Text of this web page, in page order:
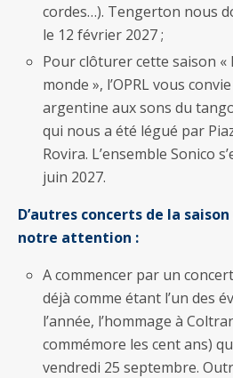
cordes…). Tengerton nous
le 12 février 2027 ;
Pour clôturer cette saison «
monde », l’OPRL vous
argentine aux sons du
qui nous a été légué par
Rovira. L’ensemble Sonico
juin 2027.
D’autres concerts de la
notre attention :
A commencer par un
déjà comme étant l’un des
l’année, l’hommage à
commémore les cent ans)
vendredi 25 septembre.